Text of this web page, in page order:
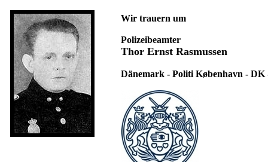
Wir trauern um
Polizeibeamter
Thor Ernst Rasmussen
Dänemark - Politi København - DK